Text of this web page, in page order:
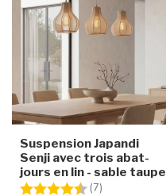
Suspension Japandi
Senji avec trois abat-
jours en lin - sable taupe
Note:
(7)